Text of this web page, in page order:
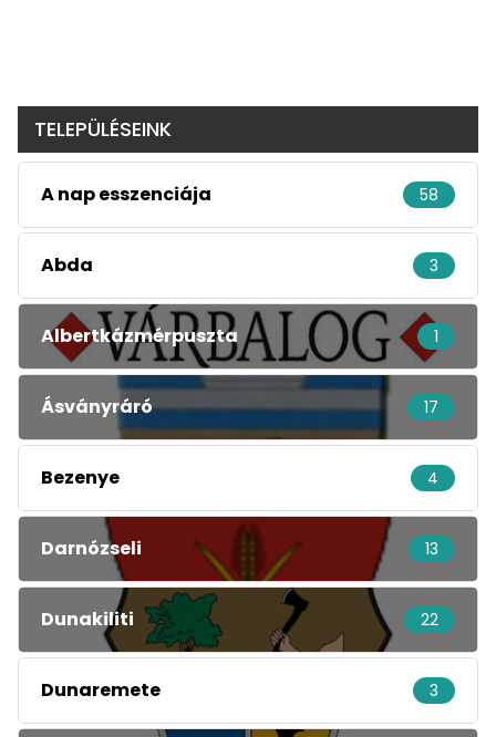
TELEPÜLÉSEINK
A nap esszenciája 58
Abda 3
Albertkázmérpuszta 1
Ásványráró 17
Bezenye 4
Darnózseli 13
Dunakiliti 22
Dunaremete 3